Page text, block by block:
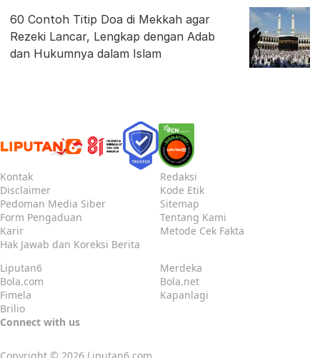
60 Contoh Titip Doa di Mekkah agar
Rezeki Lancar, Lengkap dengan Adab
dan Hukumnya dalam Islam
Kontak
Redaksi
Disclaimer
Kode Etik
Pedoman Media Siber
Sitemap
Form Pengaduan
Tentang Kami
Karir
Metode Cek Fakta
Hak Jawab dan Koreksi Berita
Liputan6
Merdeka
Bola.com
Bola.net
Fimela
Kapanlagi
Brilio
Connect with us